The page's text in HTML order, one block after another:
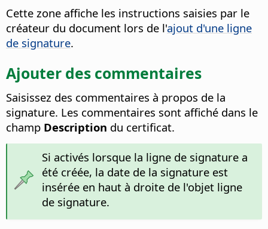
Cette zone affiche les instructions saisies par le
créateur du document lors de l'ajout d'une ligne
de signature.
Ajouter des commentaires
Saisissez des commentaires à propos de la
signature. Les commentaires sont affiché dans le
champ Description du certificat.
Si activés lorsque la ligne de signature a
été créée, la date de la signature est
insérée en haut à droite de l'objet ligne
de signature.